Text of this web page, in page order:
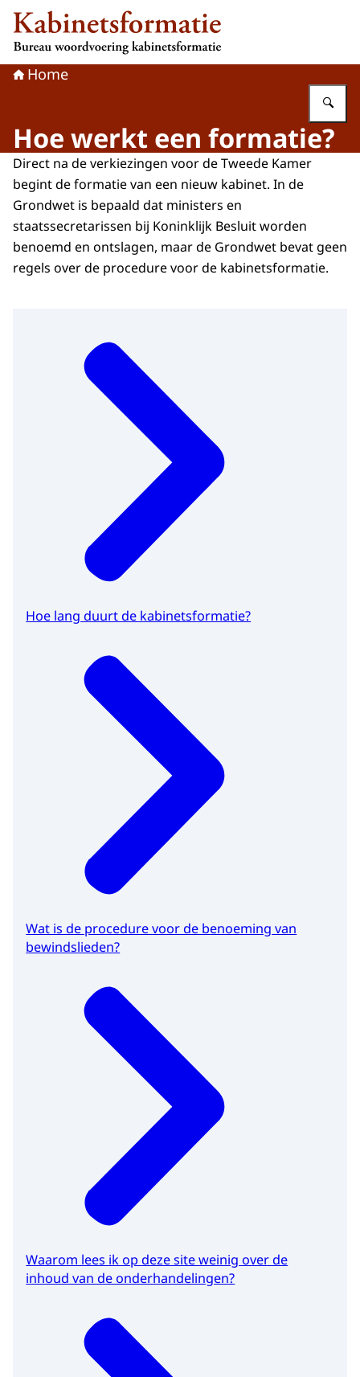
Naar de homepage van Kabinetsformatie
Home
Hoe werkt een formatie?
Direct na de verkiezingen voor de Tweede Kamer
begint de formatie van een nieuw kabinet. In de
Grondwet is bepaald dat ministers en
staatssecretarissen bij Koninklijk Besluit worden
benoemd en ontslagen, maar de Grondwet bevat geen
regels over de procedure voor de kabinetsformatie.
Hoe lang duurt de kabinetsformatie?
Wat is de procedure voor de benoeming van
bewindslieden?
Waarom lees ik op deze site weinig over de
inhoud van de onderhandelingen?